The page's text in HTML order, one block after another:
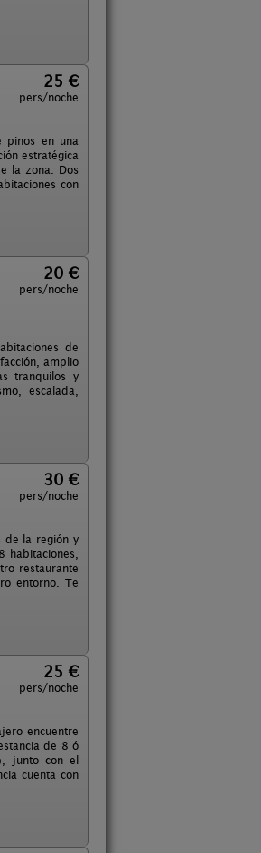
25 €
pers/noche
pinos en una
estratégica
la zona. Dos
con
20 €
pers/noche
de
amplio
tranquilos y
escalada,
30 €
pers/noche
de la región y
restaurante
entorno. Te
25 €
pers/noche
encuentre
de 8 ó
junto con el
cuenta con